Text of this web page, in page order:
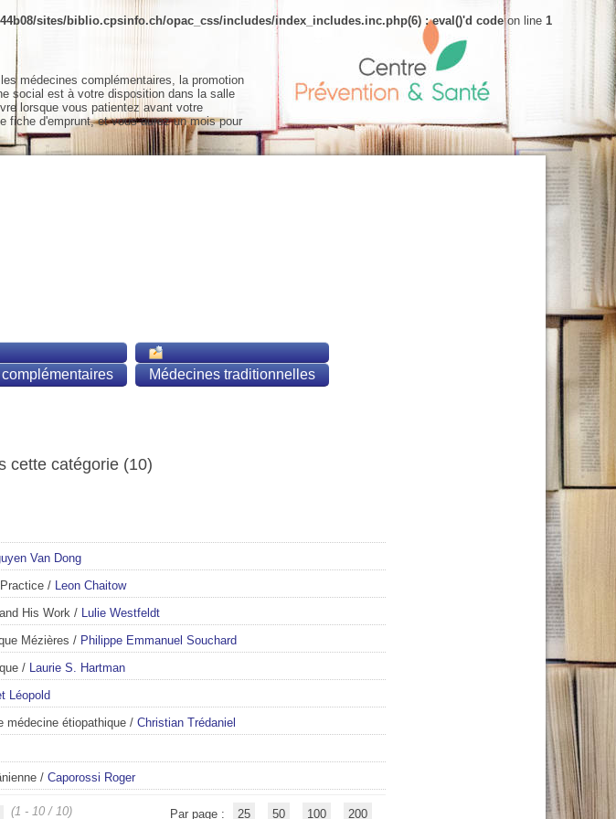
sites/biblio.cpsinfo.ch/opac_css/includes/index_includes.inc.php(6) : eval()'d codeon line 1
Médecines traditionnelles
cette catégorie (10)
Van Dong
/ Leon Chaitow
His Work / Lulie Westfeldt
Mézières / Philippe Emmanuel Souchard
/ Laurie S. Hartman
Léopold
médecine étiopathique / Christian Trédaniel
/ Caporossi Roger
(1 - 10 / 10) Par page : 25 50 100 200
médecines complémentaires, la promotion
social est à votre disposition dans la salle
lorsque vous patientez avant votre
fiche d'emprunt, et vous aurez un mois pour